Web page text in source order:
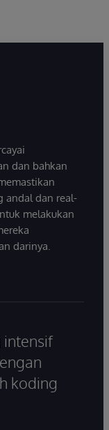
dan bahkan
andal dan real-
melakukan
darinya.
intensif
koding